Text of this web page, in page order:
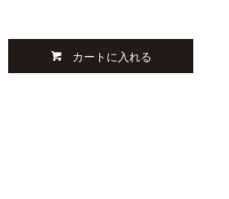
カートに入れる